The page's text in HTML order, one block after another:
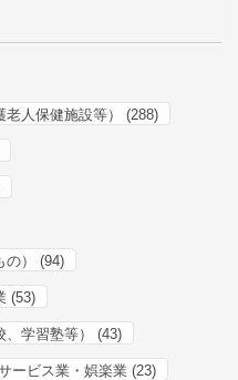
人保健施設等） (288)
） (94)
(53)
学習塾等） (43)
ービス業・娯楽業 (23)